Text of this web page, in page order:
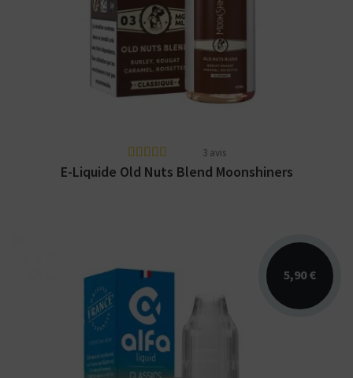
Arômes : classic burley torréfié, nougat,
vanille, caramel, noisette. E-liquide
Moonshiners...
3 avis
E-Liquide Old Nuts Blend Moonshiners
5,90 €